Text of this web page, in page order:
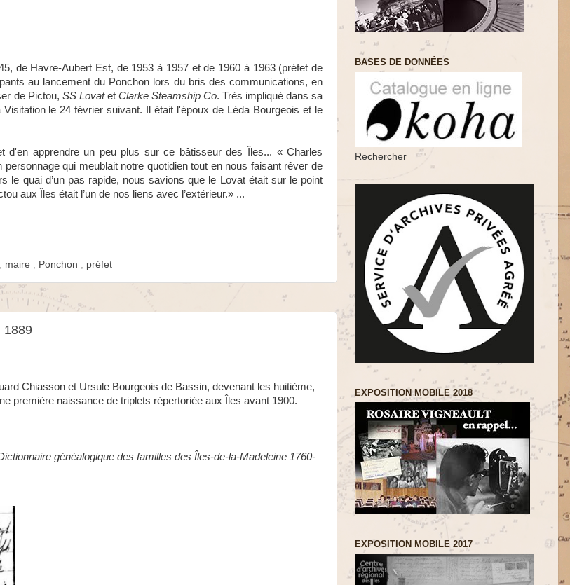
de Havre-Aubert Est, de 1953 à 1957 et de 1960 à 1963 (préfet de
au lancement du Ponchon lors du bris des communications, en
de Pictou, SS Lovatet Clarke Steamship Co. Très impliqué dans sa
le 24 février suivant. Il était l'époux de Léda Bourgeois et le
d'en apprendre un peu plus sur ce bâtisseur des Îles... « Charles
qui meublait notre quotidien tout en nous faisant rêver de
quai d’un pas rapide, nous savions que le Lovat était sur le point
aux Îles était l’un de nos liens avec l’extérieur.» ...
maire Ponchon préfet
1889
Chiasson et Ursule Bourgeois de Bassin, devenant les huitième,
première naissance de triplets répertoriée aux Îles avant 1900.
généalogique des familles des Îles-de-la-Madeleine 1760-
BASES DE DONNÉES
Rechercher
EXPOSITION MOBILE 2018
EXPOSITION MOBILE 2017